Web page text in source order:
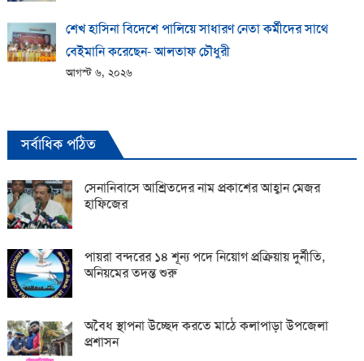
শেখ হাসিনা বিদেশে পালিয়ে সাধারণ নেতা কর্মীদের সাথে
বেইমানি করেছেন- আলতাফ চৌধুরী
আগস্ট ৬, ২০২৬
সর্বাধিক পঠিত
সেনানিবাসে আশ্রিতদের নাম প্রকাশের আহ্বান মেজর
হাফিজের
পায়রা বন্দরের ১৪ শূন্য পদে নিয়োগ প্রক্রিয়ায় দুর্নীতি,
অনিয়মের তদন্ত শুরু
অবৈধ স্থাপনা উচ্ছেদ করতে মাঠে কলাপাড়া উপজেলা
প্রশাসন